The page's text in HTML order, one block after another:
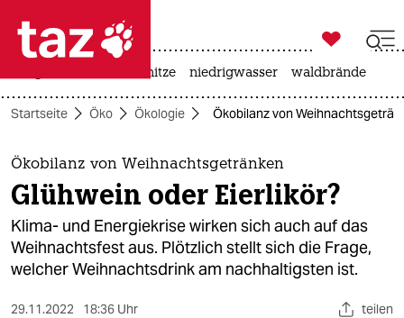
 taz zahl ich
taz zahl ich
themen
politik
öko

taz zahl ich
hitze niedrigwasser waldbrände
Startseite Öko Ökologie Ökobilanz von
Ökobilanz von Weihnachtsgetränken
Glühwein oder Eierlikör?
Klima- und Energiekrise wirken sich auch auf das
Weihnachtsfest aus. Plötzlich stellt sich die Frage,
welcher Weihnachtsdrink am nachhaltigsten ist.
29.11.2022 18:36 Uhr teilen